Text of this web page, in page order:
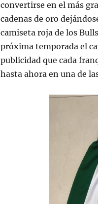
convertirse en el más
cadenas de oro
camiseta roja de los
próxima temporada el
publicidad que cada
hasta ahora en una de